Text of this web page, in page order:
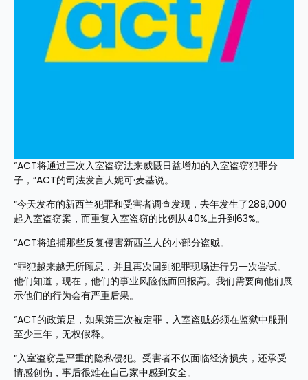
“ACT将通过三次入室盗窃法来威慑日益增加的入室盗窃犯罪分
子，”ACT的司法发言人妮可·麦基说。
“今天发布的新西兰犯罪和受害者调查发现，去年发生了289,000
起入室盗窃案，而重复入室盗窃的比例从40%上升到63%。
“ACT将追捕那些反复侵害新西兰人的小部分盗贼。
“罪犯越来越无所顾忌，并且再次回到犯罪现场进行另一次尝试。
他们知道，现在，他们的事业风险低而回报高。我们需要向他们展
示他们的行为会有严重后果。
“ACT的政策是，如果第三次被定罪，入室盗贼必须在监狱中服刑
至少三年，无权假释。
“入室盗窃是严重的隐私侵犯。受害者不仅面临经济损失，还承受
情感创伤，事后很难在自己家中感到安全。